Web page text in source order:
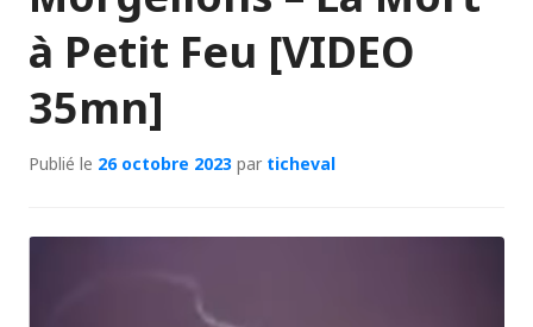
à Petit Feu [VIDEO
35mn]
Publié le 26 octobre 2023 par ticheval